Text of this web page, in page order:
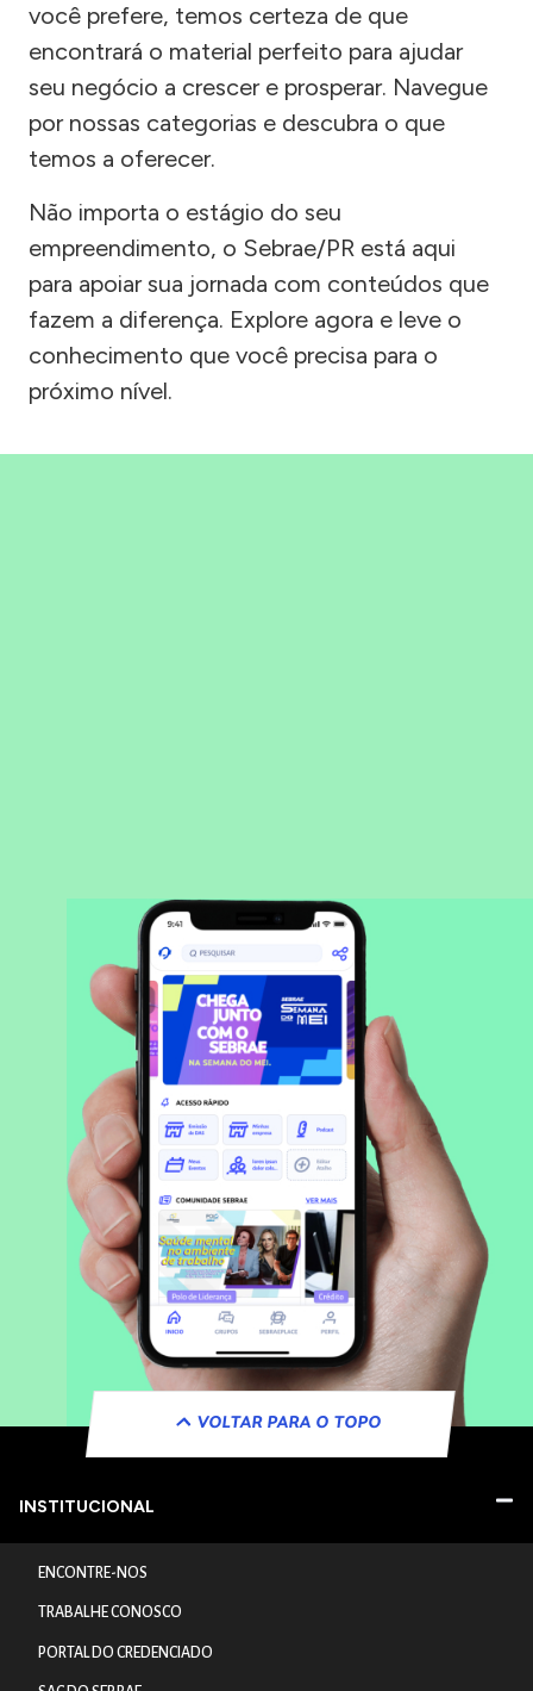
você prefere, temos certeza de que
encontrará o material perfeito para ajudar
seu negócio a crescer e prosperar. Navegue
por nossas categorias e descubra o que
temos a oferecer.
Não importa o estágio do seu
empreendimento, o Sebrae/PR está aqui
para apoiar sua jornada com conteúdos que
fazem a diferença. Explore agora e leve o
conhecimento que você precisa para o
próximo nível.
VOLTAR PARA O TOPO
INSTITUCIONAL
ENCONTRE-NOS
TRABALHE CONOSCO
PORTAL DO CREDENCIADO